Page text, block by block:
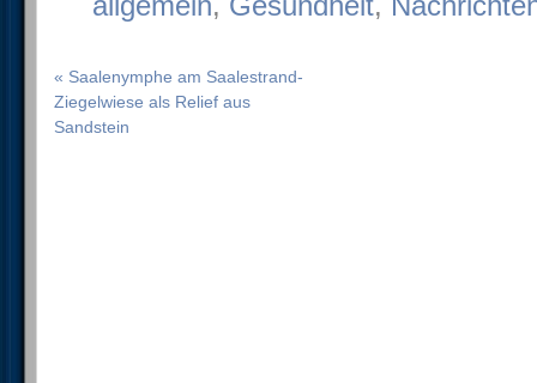
« Saalenymphe am Saalestrand-
Ziegelwiese als Relief aus
Sandstein